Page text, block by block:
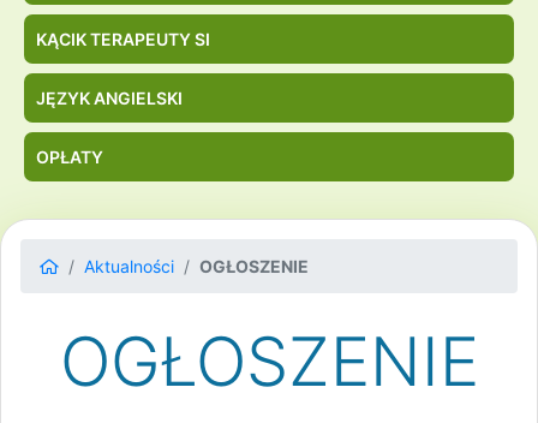
KĄCIK TERAPEUTY SI
JĘZYK ANGIELSKI
OPŁATY
Aktualności OGŁOSZENIE
OGŁOSZENIE